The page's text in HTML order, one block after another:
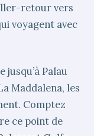
retour vers
voyagent avec
jusqu’à Palau
Maddalena, les
Comptez
ce point de